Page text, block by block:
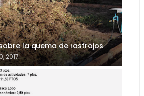
la quema de rastrojos
2017